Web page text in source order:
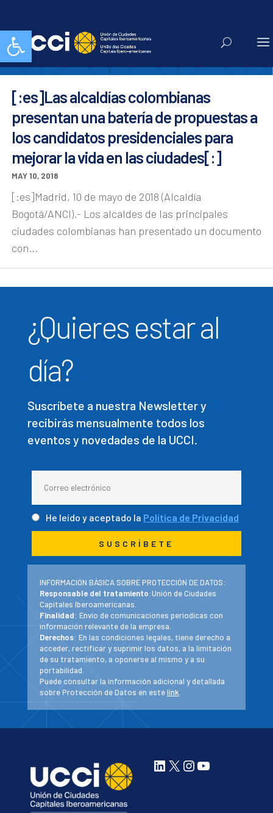
Abrir barra de herramientas
asocapitales
[:es]Las alcaldías colombianas
presentan una batería de propuestas a
los candidatos presidenciales para
mejorar la vida en las ciudades[:]
MAY 10, 2018
[:es]Madrid, 10 de mayo de 2018 (Alcaldía
Bogotá/ANCI).- Los alcaldes de las principales
ciudades colombianas han presentado un documento
con...
¿Quieres estar al
día?
Suscríbete a nuestra Newsletter y
recibirás mensualmente todos los
eventos y novedades de la UCCI.
He leído y aceptado la Política de Privacidad
INFORMACIÓN BÁSICA SOBRE PROTECCIÓN DE DATOS:
Responsable del tratamiento:Unión de Ciudades
Capitales Iberoamericanas.
Finalidad: Envío de comunicaciones periodicas con
información relevante de la empresa.
Derechos: En las condiciones legales, tiene derecho a
acceder, rectificar y suprimir los datos, a la limitación
de su tratamiento, a oponerse al mismo y a su
portabilidad.
Puede consultar la información adicional y detallada
sobre Protección de Datos en estelink
LinkedIn
X Instagram
YouTube